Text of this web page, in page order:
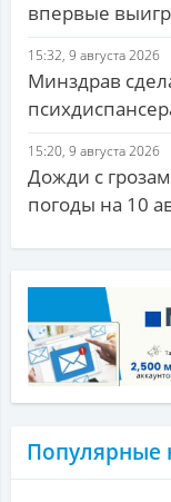
впервые
15:32, 9 августа 2026
Минздрав
15:20, 9 августа 2026
Дожди с
погоды на 10
Популярные